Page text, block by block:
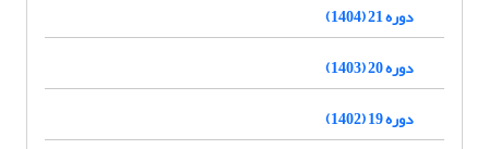
دوره 21 (1404)
دوره 20 (1403)
دوره 19 (1402)